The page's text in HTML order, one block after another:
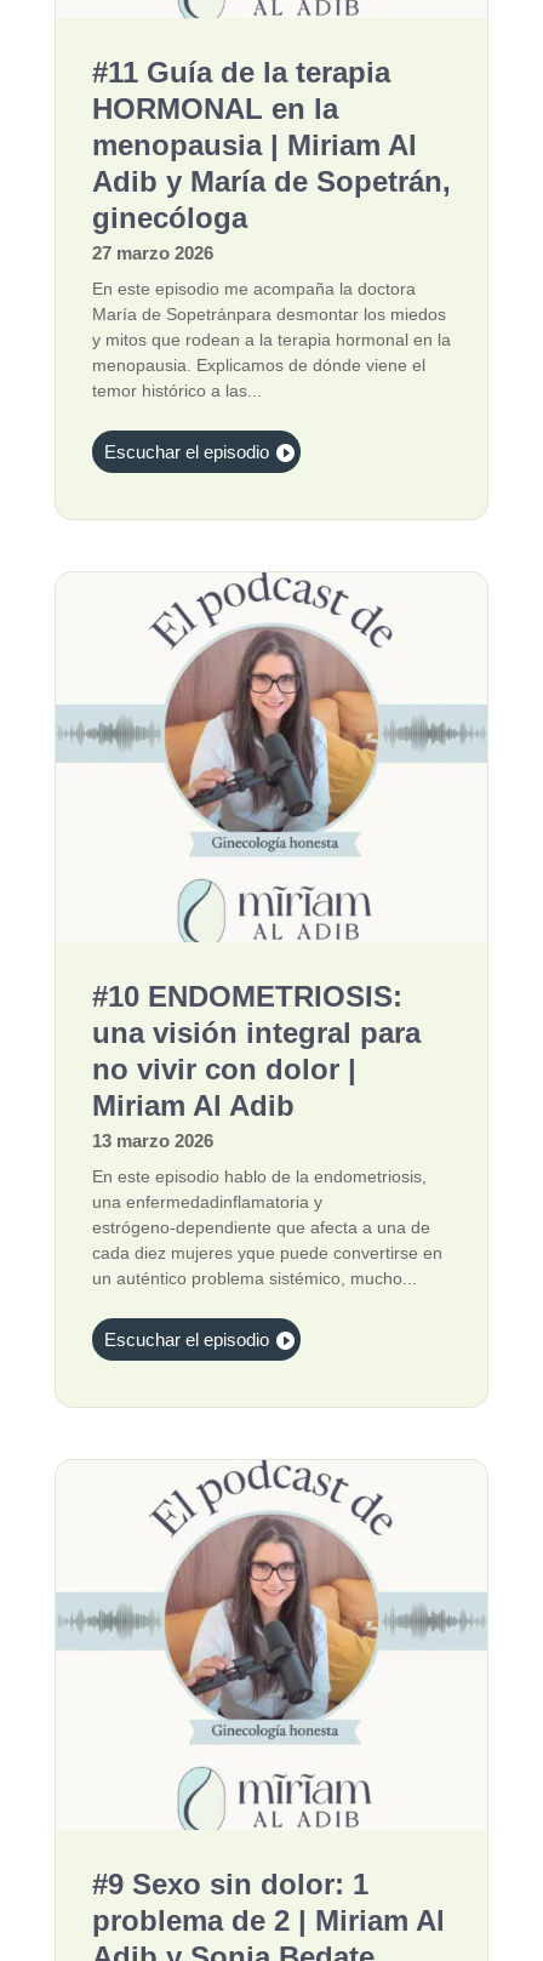
#11 Guía de la terapia
HORMONAL en la
menopausia | Miriam Al
Adib y María de Sopetrán,
ginecóloga
27 marzo 2026
En este episodio me acompaña la doctora
María de Sopetránpara desmontar los miedos
y mitos que rodean a la terapia hormonal en la
menopausia. Explicamos de dónde viene el
temor histórico a las...
Escuchar el episodio
#10 ENDOMETRIOSIS:
una visión integral para
no vivir con dolor |
Miriam Al Adib
13 marzo 2026
En este episodio hablo de la endometriosis,
una enfermedadinflamatoria y
estrógeno‑dependiente que afecta a una de
cada diez mujeres yque puede convertirse en
un auténtico problema sistémico, mucho...
Escuchar el episodio
#9 Sexo sin dolor: 1
problema de 2 | Miriam Al